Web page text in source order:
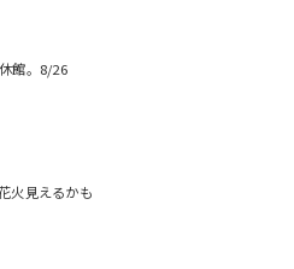
館。8/26
火見えるかも